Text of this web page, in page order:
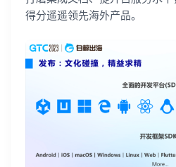
得分遥遥领先海外产品。
登录即时通